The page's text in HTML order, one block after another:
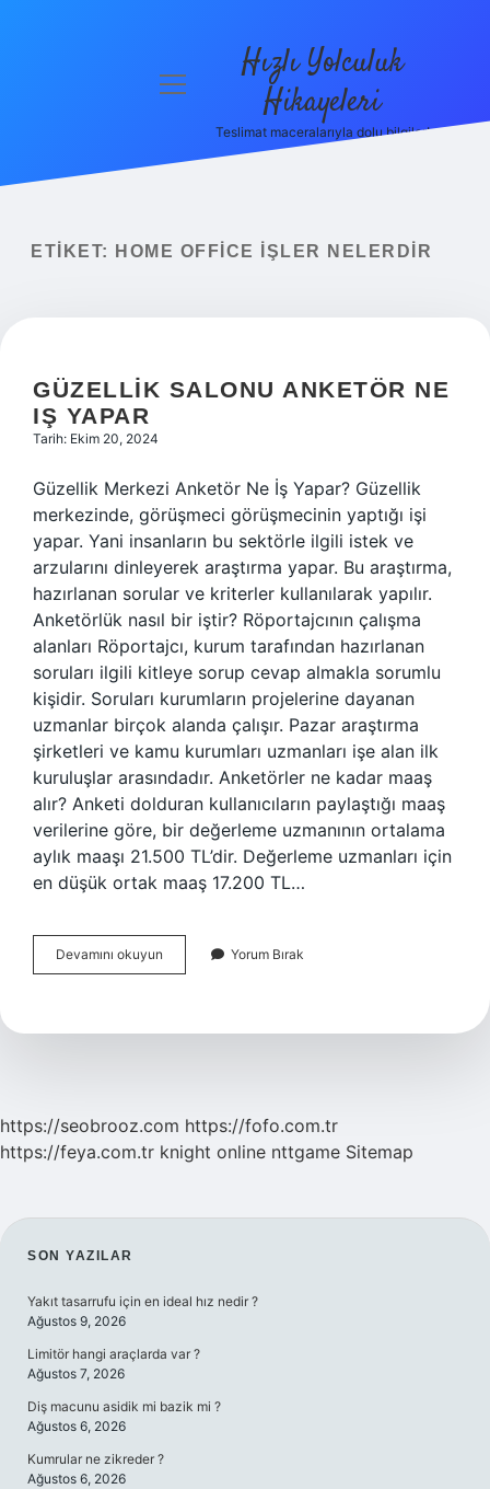
menüyü
Hızlı Yolculuk
Hikayeleri
Teslimat maceralarıyla dolu bilgiler!
ETIKET: HOME OFFICE IŞLER NELERDIR
GÜZELLIK SALONU ANKETÖR NE
IŞ YAPAR
Tarih: Ekim 20, 2024
Güzellik Merkezi Anketör Ne İş Yapar? Güzellik
merkezinde, görüşmeci görüşmecinin yaptığı işi
yapar. Yani insanların bu sektörle ilgili istek ve
arzularını dinleyerek araştırma yapar. Bu araştırma,
hazırlanan sorular ve kriterler kullanılarak yapılır.
Anketörlük nasıl bir iştir? Röportajcının çalışma
alanları Röportajcı, kurum tarafından hazırlanan
soruları ilgili kitleye sorup cevap almakla sorumlu
kişidir. Soruları kurumların projelerine dayanan
uzmanlar birçok alanda çalışır. Pazar araştırma
şirketleri ve kamu kurumları uzmanları işe alan ilk
kuruluşlar arasındadır. Anketörler ne kadar maaş
alır? Anketi dolduran kullanıcıların paylaştığı maaş
verilerine göre, bir değerleme uzmanının ortalama
aylık maaşı 21.500 TL’dir. Değerleme uzmanları için
en düşük ortak maaş 17.200 TL…
Devamını okuyun Güzellik
Salonu
Iş
Yorum Bırak
https://seobrooz.com https://fofo.com.tr
https://feya.com.tr knight online nttgame Sitemap
SIDEBAR
SON YAZILAR
Yakıt tasarrufu için en ideal hız nedir ?
Ağustos 9, 2026
Limitör hangi araçlarda var ?
Ağustos 7, 2026
Diş macunu asidik mi bazik mi ?
Ağustos 6, 2026
Kumrular ne zikreder ?
Ağustos 6, 2026